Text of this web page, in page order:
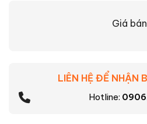
Giá
LIÊN HỆ ĐỂ NHẬN
Hotline: